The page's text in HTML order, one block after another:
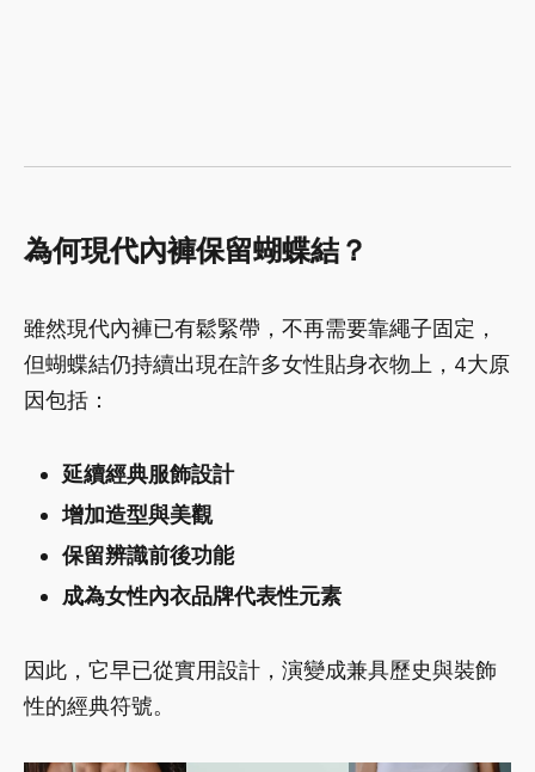
為何現代內褲保留蝴蝶結？
雖然現代內褲已有鬆緊帶，不再需要靠繩子固定，
但蝴蝶結仍持續出現在許多女性貼身衣物上，4大原
因包括：
延續經典服飾設計
增加造型與美觀
保留辨識前後功能
成為女性內衣品牌代表性元素
因此，它早已從實用設計，演變成兼具歷史與裝飾
性的經典符號。